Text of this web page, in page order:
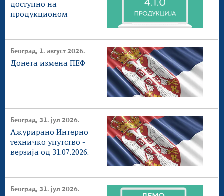
доступнo на
продукционом
Београд, 1. август 2026.
Донета измена ПЕФ
Београд, 31. јул 2026.
Ажурирано Интерно
техничко упутство -
верзија од 31.07.2026.
Београд, 31. јул 2026.